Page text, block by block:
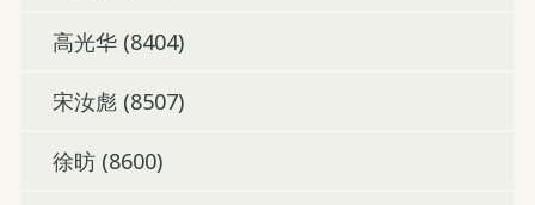
高光华 (8404)
宋汝彪 (8507)
徐昉 (8600)